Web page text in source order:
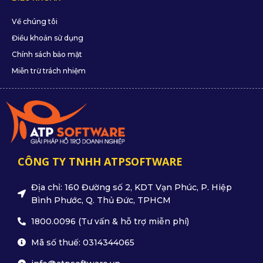
Về chúng tôi
Điều khoản sử dụng
Chính sách bảo mật
Miễn trừ trách nhiệm
CÔNG TY TNHH ATPSOFTWARE
Địa chỉ: 160 Đường số 2, KDT Vạn Phúc, P. Hiệp
Bình Phước, Q. Thủ Đức, TPHCM
1800.0096 (Tư vấn & hỗ trợ miễn phí)
Mã số thuế: 0314344065